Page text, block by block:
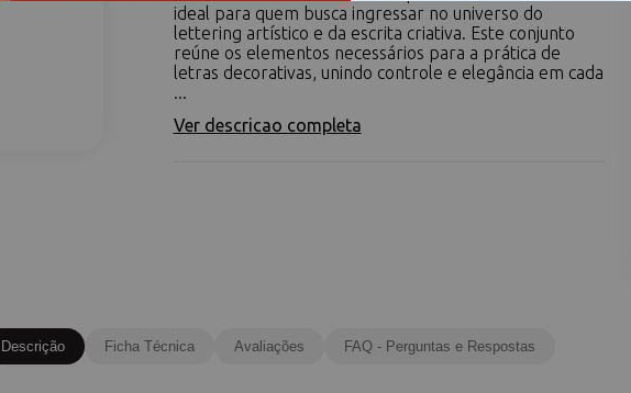
ideal para quem busca ingressar no universo do
lettering artístico e da escrita criativa. Este conjunto
reúne os elementos necessários para a prática de
letras decorativas, unindo controle e elegância em cada
...
Ver descricao completa
Descrição Ficha Técnica Avaliações FAQ - Perguntas e Respostas